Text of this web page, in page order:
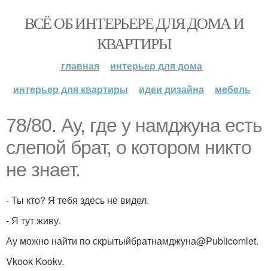
ВСЁ ОБ ИНТЕРЬЕРЕ ДЛЯ ДОМА И
КВАРТИРЫ
главная
интерьер для дома
интерьер для квартиры
идеи дизайна мебель
78/80. Ау, где у намджуна есть
слепой брат, о котором никто
не знает.
- Ты кто? Я тебя здесь не видел.
- Я тут живу.
Ау можно найти по скрытыйбратнамджуна@Publicomlet.
Vkook Kookv.